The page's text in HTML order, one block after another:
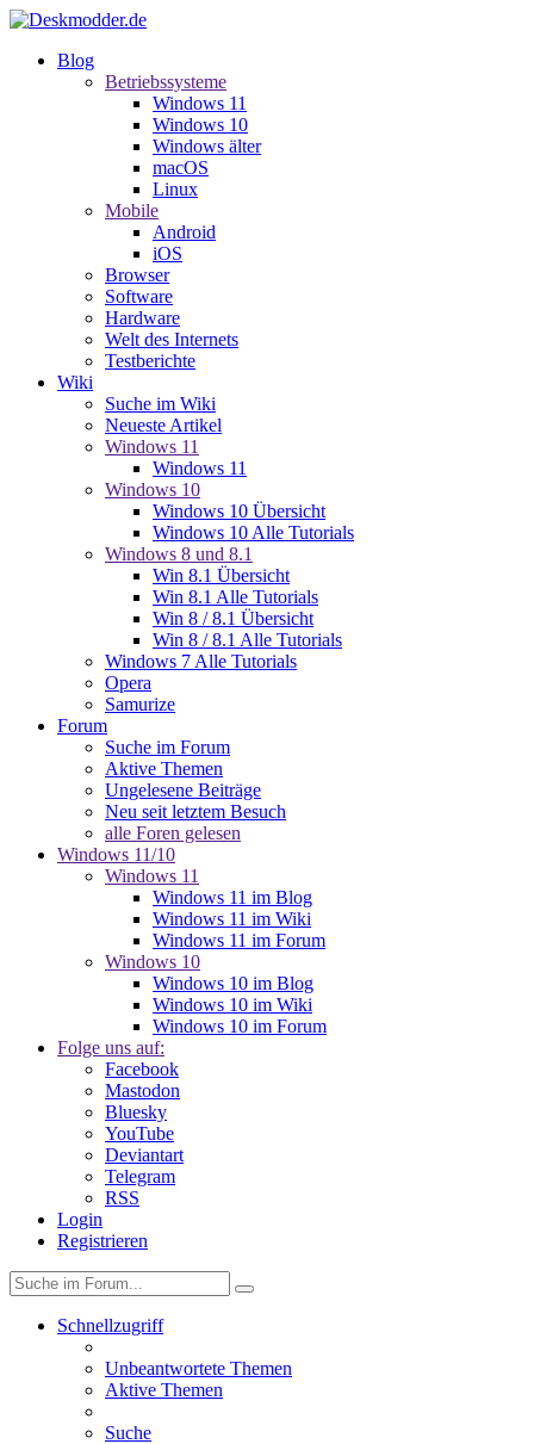
Blog
Betriebssysteme
Windows 11
Windows 10
Windows älter
macOS
Linux
Mobile
Android
iOS
Browser
Software
Hardware
Welt des Internets
Testberichte
Wiki
Suche im Wiki
Neueste Artikel
Windows 11
Windows 11
Windows 10
Windows 10 Übersicht
Windows 10 Alle Tutorials
Windows 8 und 8.1
Win 8.1 Übersicht
Win 8.1 Alle Tutorials
Win 8 / 8.1 Übersicht
Win 8 / 8.1 Alle Tutorials
Windows 7 Alle Tutorials
Opera
Samurize
Forum
Suche im Forum
Aktive Themen
Ungelesene Beiträge
Neu seit letztem Besuch
alle Foren gelesen
Windows 11/10
Windows 11
Windows 11 im Blog
Windows 11 im Wiki
Windows 11 im Forum
Windows 10
Windows 10 im Blog
Windows 10 im Wiki
Windows 10 im Forum
Folge uns auf:
Facebook
Mastodon
Bluesky
YouTube
Deviantart
Telegram
RSS
Login
Registrieren
Schnellzugriff
Unbeantwortete Themen
Aktive Themen
Suche